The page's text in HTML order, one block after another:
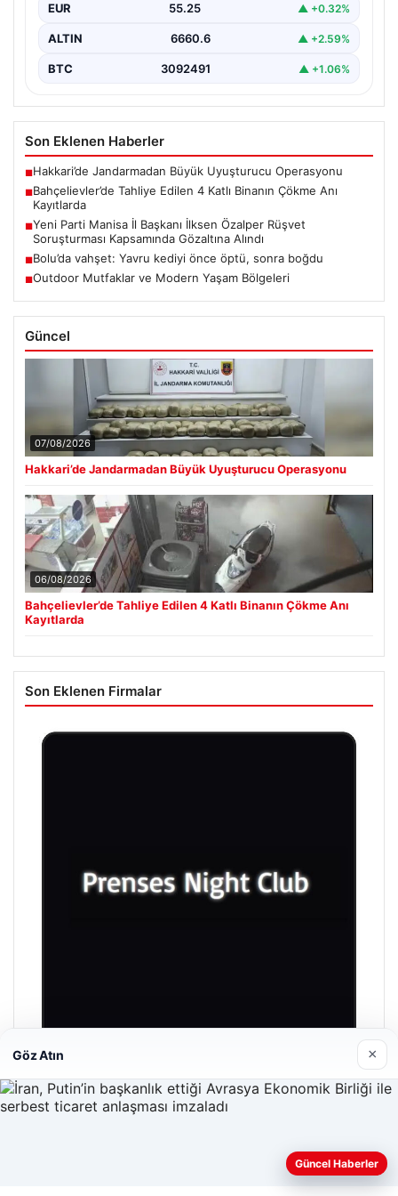
EUR 55.25 ▲ +0.32%
ALTIN 6660.6 ▲ +2.59%
BTC 3092491 ▲ +1.06%
Son Eklenen Haberler
■Hakkari’de Jandarmadan Büyük Uyuşturucu Operasyonu
■Bahçelievler’de Tahliye Edilen 4 Katlı Binanın Çökme Anı
Kayıtlarda
■Yeni Parti Manisa İl Başkanı İlksen Özalper Rüşvet
Soruşturması Kapsamında Gözaltına Alındı
■Bolu’da vahşet: Yavru kediyi önce öptü, sonra boğdu
■Outdoor Mutfaklar ve Modern Yaşam Bölgeleri
Güncel
07/08/2026
Hakkari’de Jandarmadan Büyük Uyuşturucu Operasyonu
06/08/2026
Bahçelievler’de Tahliye Edilen 4 Katlı Binanın Çökme Anı
Kayıtlarda
Son Eklenen Firmalar
Prenses Night Club
29/04/2026
Web sitemizi nasıl kullandığınızı daha iyi anlayabilmek,
Göz Atın ×
Güncel Haberler